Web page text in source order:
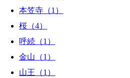
本笠寺（1）
桜（4）
呼続（1）
金山（1）
山王（1）